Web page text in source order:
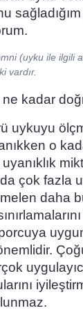
(uyku ile ilgili
vardır.
kadar
uykuyu
o
çok fazla
daha